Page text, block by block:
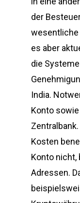
der
wesentliche
es aber
die
India.
Konto
Kosten
Konto
Adressen.